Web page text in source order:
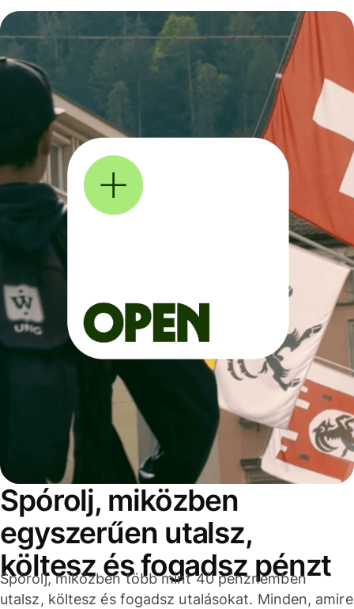
Spórolj, miközben
egyszerűen utalsz,
költesz és fogadsz pénzt
Spórolj, miközben több mint 40 pénznemben
utalsz, költesz és fogadsz utalásokat. Minden, amire